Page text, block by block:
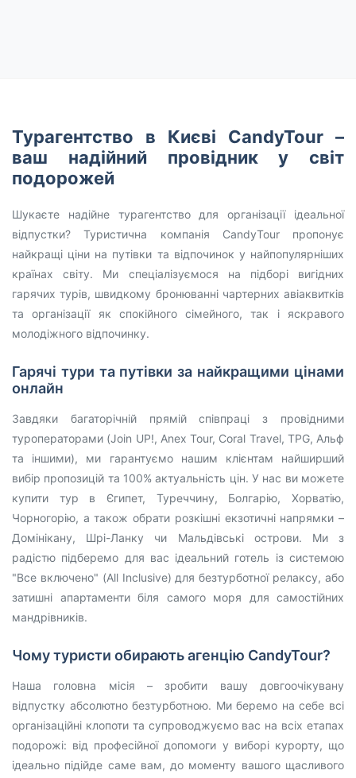
Турагентство в Києві CandyTour –
ваш надійний провідник у світ
подорожей
Шукаєте надійне турагентство для організації ідеальної
відпустки? Туристична компанія CandyTour пропонує
найкращі ціни на путівки та відпочинок у найпопулярніших
країнах світу. Ми спеціалізуємося на підборі вигідних
гарячих турів, швидкому бронюванні чартерних авіаквитків
та організації як спокійного сімейного, так і яскравого
молодіжного відпочинку.
Гарячі тури та путівки за найкращими цінами
онлайн
Завдяки багаторічній прямій співпраці з провідними
туроператорами (Join UP!, Anex Tour, Coral Travel, TPG, Альф
та іншими), ми гарантуємо нашим клієнтам найширший
вибір пропозицій та 100% актуальність цін. У нас ви можете
купити тур в Єгипет, Туреччину, Болгарію, Хорватію,
Чорногорію, а також обрати розкішні екзотичні напрямки –
Домінікану, Шрі-Ланку чи Мальдівські острови. Ми з
радістю підберемо для вас ідеальний готель із системою
"Все включено" (All Inclusive) для безтурботної релаксу, або
затишні апартаменти біля самого моря для самостійних
мандрівників.
Чому туристи обирають агенцію CandyTour?
Наша головна місія – зробити вашу довгоочікувану
відпустку абсолютно безтурботною. Ми беремо на себе всі
організаційні клопоти та супроводжуємо вас на всіх етапах
подорожі: від професійної допомоги у виборі курорту, що
ідеально підійде саме вам, до моменту вашого щасливого